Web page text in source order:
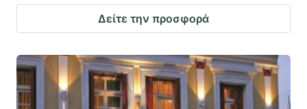
Δείτε την προσφορά